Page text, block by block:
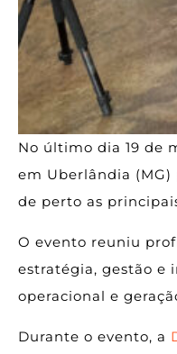
No último dia 19 de
em Uberlândia (MG)
de perto as
O evento reuniu
estratégia, gestão e
operacional e
Durante o evento, a